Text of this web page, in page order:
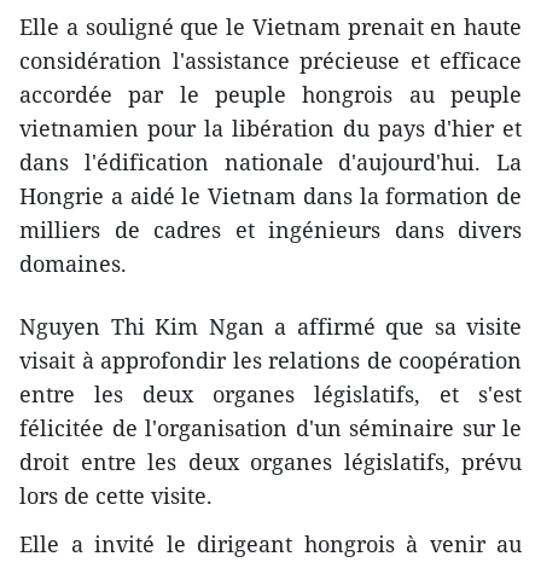
Elle a souligné que le Vietnam prenait en haute
considération l'assistance précieuse et efficace
accordée par le peuple hongrois au peuple
vietnamien pour la libération du pays d'hier et
dans l'édification nationale d'aujourd'hui. La
Hongrie a aidé le Vietnam dans la formation de
milliers de cadres et ingénieurs dans divers
domaines.
Nguyen Thi Kim Ngan a affirmé que sa visite
visait à approfondir les relations de coopération
entre les deux organes législatifs, et s'est
félicitée de l'organisation d'un séminaire sur le
droit entre les deux organes législatifs, prévu
lors de cette visite.
Elle a invité le dirigeant hongrois à venir au